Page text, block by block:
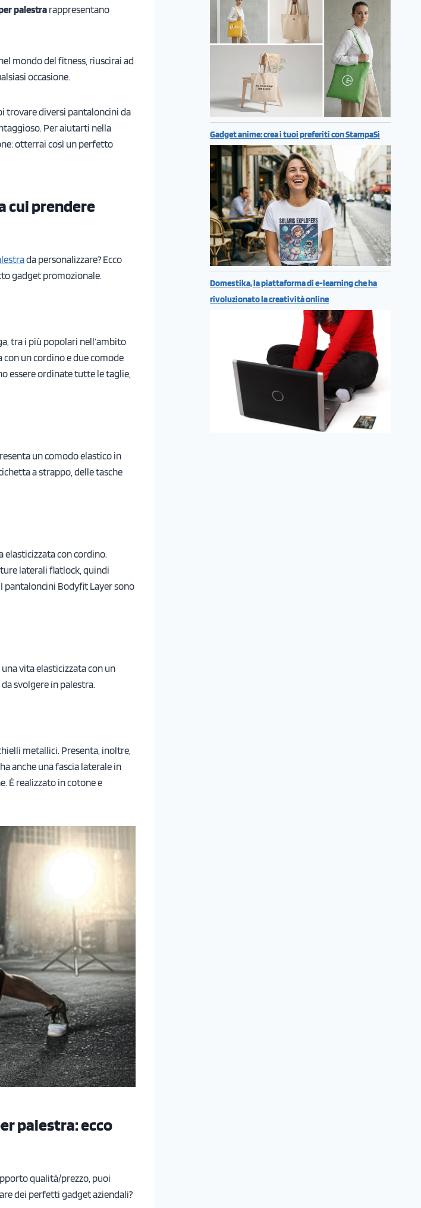
palestrarappresentano
mondo del fitness, riuscirai ad
occasione.
trovare diversi pantaloncini da
Per aiutarti nella
otterrai così un perfetto
cui prendere
da personalizzare? Ecco
gadget promozionale.
tra i più popolari nell’ambito
un cordino e due comode
essere ordinate tutte le taglie,
un comodo elastico in
a strappo, delle tasche
elasticizzata con cordino.
laterali flatlock, quindi
pantaloncini Bodyfit Layer sono
vita elasticizzata con un
svolgere in palestra.
metallici. Presenta, inoltre,
anche una fascia laterale in
È realizzato in cotone e
palestra: ecco
qualità/prezzo, puoi
dei perfetti gadget aziendali?
Gadget anime: crea i tuoi preferiti con StampaSi
Domestika, la piattaforma di e-learning che ha
rivoluzionato la creatività online